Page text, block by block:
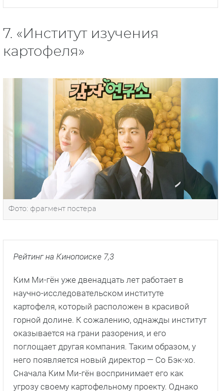
7. «Институт изучения
картофеля»
Фото: фрагмент постера
Рейтинг на Кинопоиске 7,3
Ким Ми-гён уже двенадцать лет работает в
научно-исследовательском институте
картофеля, который расположен в красивой
горной долине. К сожалению, однажды институт
оказывается на грани разорения, и его
поглощает другая компания. Таким образом, у
него появляется новый директор — Со Бэк-хо.
Сначала Ким Ми-гён воспринимает его как
угрозу своему картофельному проекту. Однако